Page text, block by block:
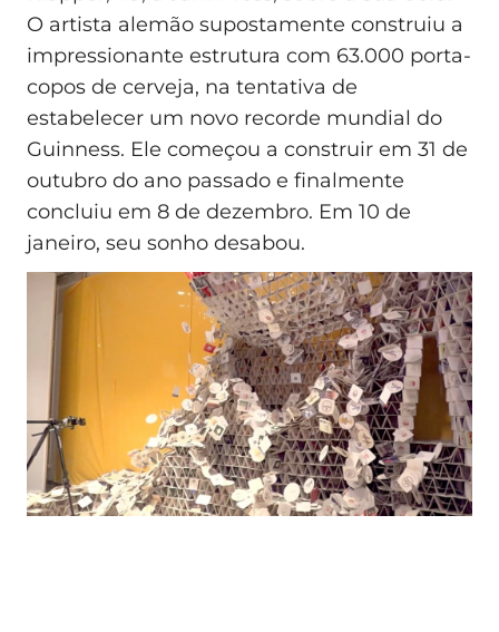
O artista alemão supostamente construiu a
impressionante estrutura com 63.000 porta-
copos de cerveja, na tentativa de
estabelecer um novo recorde mundial do
Guinness. Ele começou a construir em 31 de
outubro do ano passado e finalmente
concluiu em 8 de dezembro. Em 10 de
janeiro, seu sonho desabou.